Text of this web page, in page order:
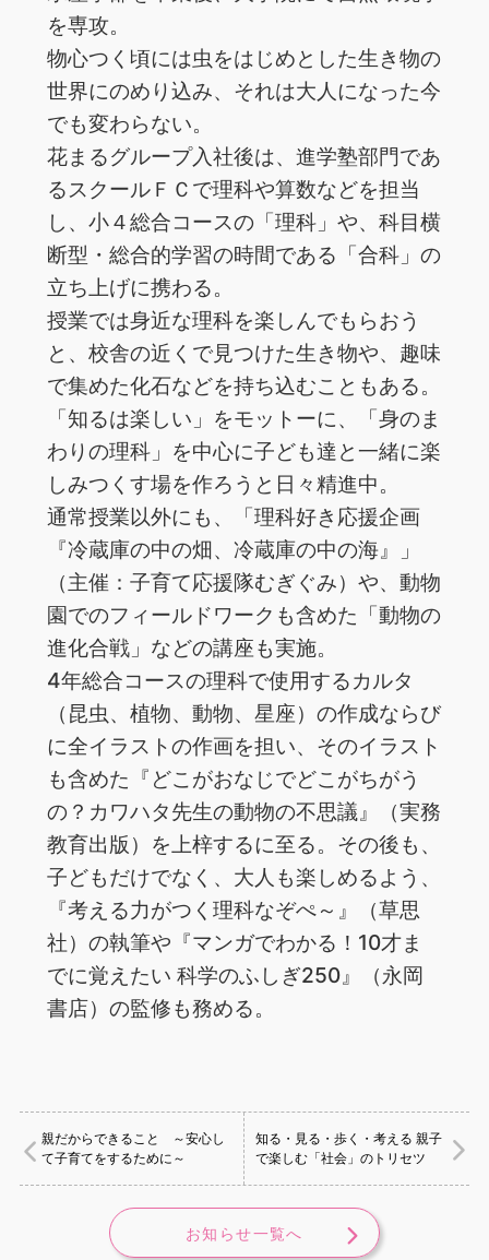
を専攻。
物心つく頃には虫をはじめとした生き物の
世界にのめり込み、それは大人になった今
でも変わらない。
花まるグループ入社後は、進学塾部門であ
るスクールＦＣで理科や算数などを担当
し、小４総合コースの「理科」や、科目横
断型・総合的学習の時間である「合科」の
立ち上げに携わる。
授業では身近な理科を楽しんでもらおう
と、校舎の近くで見つけた生き物や、趣味
で集めた化石などを持ち込むこともある。
「知るは楽しい」をモットーに、「身のま
わりの理科」を中心に子ども達と一緒に楽
しみつくす場を作ろうと日々精進中。
通常授業以外にも、「理科好き応援企画
『冷蔵庫の中の畑、冷蔵庫の中の海』」
（主催：子育て応援隊むぎぐみ）や、動物
園でのフィールドワークも含めた「動物の
進化合戦」などの講座も実施。
4年総合コースの理科で使用するカルタ
（昆虫、植物、動物、星座）の作成ならび
に全イラストの作画を担い、そのイラスト
も含めた『どこがおなじでどこがちがう
の？カワハタ先生の動物の不思議』（実務
教育出版）を上梓するに至る。その後も、
子どもだけでなく、大人も楽しめるよう、
『考える力がつく理科なぞぺ～』（草思
社）の執筆や『マンガでわかる！10才ま
でに覚えたい 科学のふしぎ250』（永岡
書店）の監修も務める。
親だからできること ～安心し
て子育てをするために～
知る・見る・歩く・考える 親子
で楽しむ「社会」のトリセツ
お知らせ一覧へ